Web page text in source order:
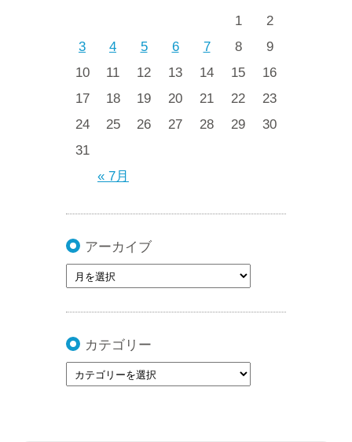
« 7月
1
2
3
4 5 6 7 8
9
10
11 12 13 14 15
16
17
18 19 20 21 22
23
24
25 26 27 28 29
30
31
アーカイブ
カテゴリー